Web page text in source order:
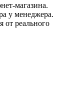
магазина.
у менеджера.
от реального